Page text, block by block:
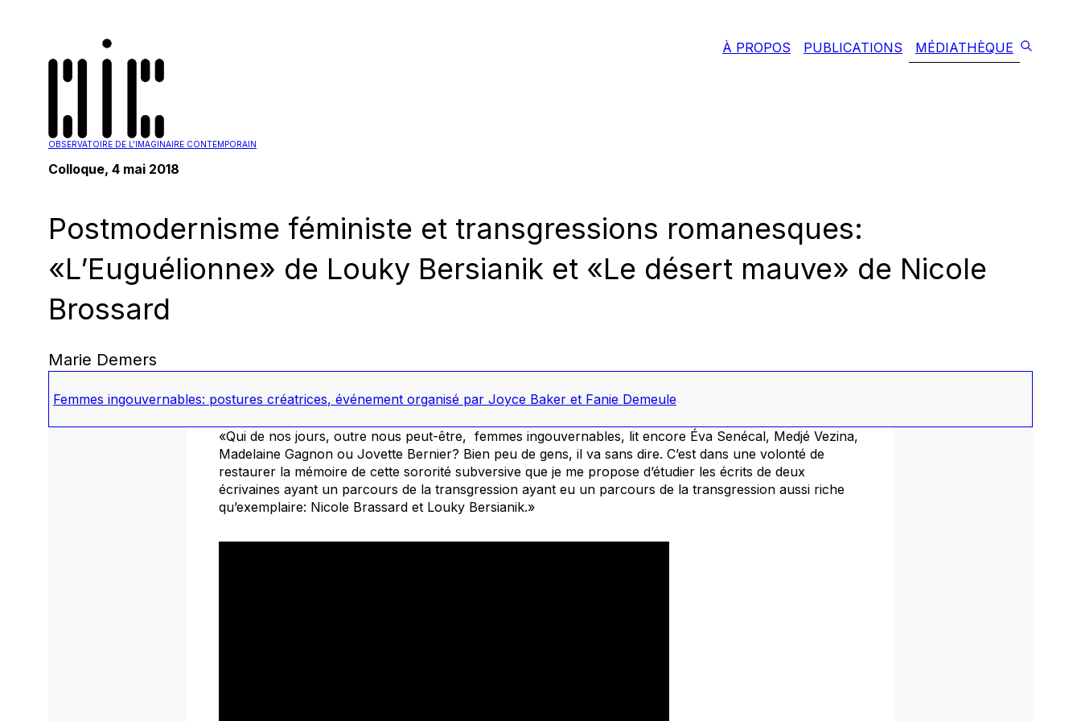
OBSERVATOIRE DE L'IMAGINAIRE CONTEMPORAIN
À PROPOS PUBLICATIONS MÉDIATHÈQUE
Colloque, 4 mai 2018
Postmodernisme féministe et transgressions romanesques:
«L’Euguélionne» de Louky Bersianik et «Le désert mauve» de Nicole
Brossard
Marie Demers
Femmes ingouvernables: postures créatrices, événement organisé par Joyce Baker et Fanie Demeule
«Qui de nos jours, outre nous peut-être, femmes ingouvernables, lit encore Éva Senécal, Medjé Vezina,
Madelaine Gagnon ou Jovette Bernier? Bien peu de gens, il va sans dire. C’est dans une volonté de
restaurer la mémoire de cette sororité subversive que je me propose d’étudier les écrits de deux
écrivaines ayant un parcours de la transgression ayant eu un parcours de la transgression aussi riche
qu’exemplaire: Nicole Brassard et Louky Bersianik.»